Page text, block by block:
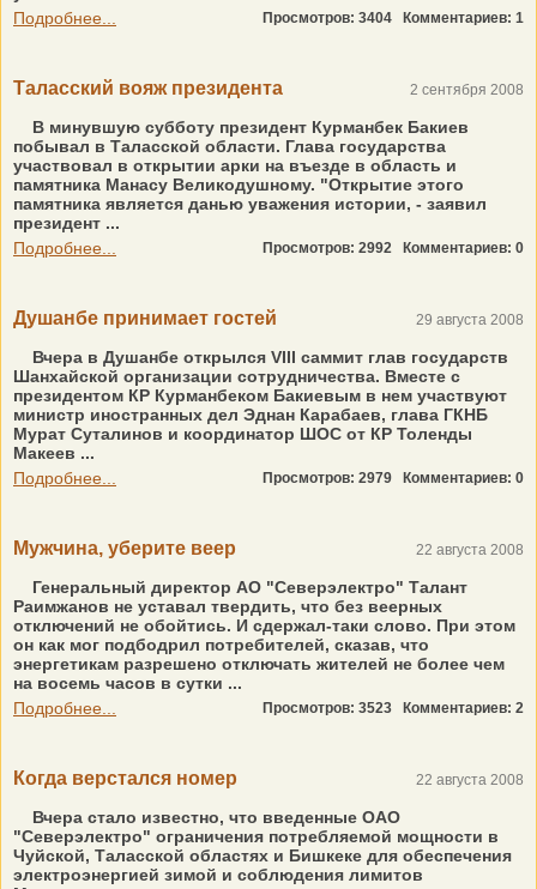
Подробнее...
Просмотров: 3404 Комментариев: 1
Таласский вояж президента 2 сентября 2008
В минувшую субботу президент Курманбек Бакиев
побывал в Таласской области. Глава государства
участвовал в открытии арки на въезде в область и
памятника Манасу Великодушному. "Открытие этого
памятника является данью уважения истории, - заявил
президент ...
Подробнее...
Просмотров: 2992 Комментариев: 0
Душанбе принимает гостей 29 августа 2008
Вчера в Душанбе открылся VIII саммит глав государств
Шанхайской организации сотрудничества. Вместе с
президентом КР Курманбеком Бакиевым в нем участвуют
министр иностранных дел Эднан Карабаев, глава ГКНБ
Мурат Суталинов и координатор ШОС от КР Толенды
Макеев ...
Подробнее...
Просмотров: 2979 Комментариев: 0
Мужчина, уберите веер 22 августа 2008
Генеральный директор АО "Северэлектро" Талант
Раимжанов не уставал твердить, что без веерных
отключений не обойтись. И сдержал-таки слово. При этом
он как мог подбодрил потребителей, сказав, что
энергетикам разрешено отключать жителей не более чем
на восемь часов в сутки ...
Подробнее...
Просмотров: 3523 Комментариев: 2
Когда верстался номер 22 августа 2008
Вчера стало известно, что введенные ОАО
"Северэлектро" ограничения потребляемой мощности в
Чуйской, Таласской областях и Бишкеке для обеспечения
электроэнергией зимой и соблюдения лимитов